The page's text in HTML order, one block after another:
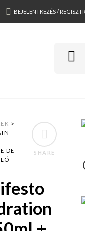
BEJELENTKEZÉS /
SHARE
>
DE